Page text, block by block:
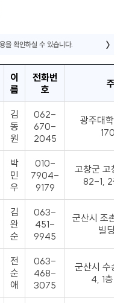
이
름
전화번
호
주소
김
동
원
062-
670-
2045
광주대학교
1703호
박
민
우
010-
7904-
9179
고창군 고창읍
82-1, 2층
김
완
순
063-
451-
9945
군산시 조촌로
빌딩 3층
전
순
애
063-
468-
3075
군산시 수송안
4, 1층